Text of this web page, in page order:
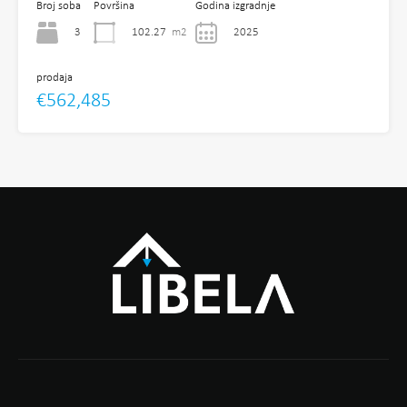
Broj soba
3
Površina
102.27 m2
Godina izgradnje
2025
prodaja
€562,485